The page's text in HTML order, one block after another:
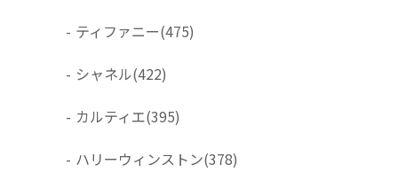
- ティファニー(475)
- シャネル(422)
- カルティエ(395)
- ハリーウィンストン(378)